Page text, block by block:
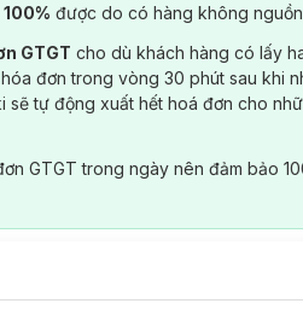
được do có hàng không
GTGT cho dù khách hàng có lấy
đơn trong vòng 30 phút sau khi
sẽ tự động xuất hết hoá đơn cho
GTGT trong ngày nên đảm bảo